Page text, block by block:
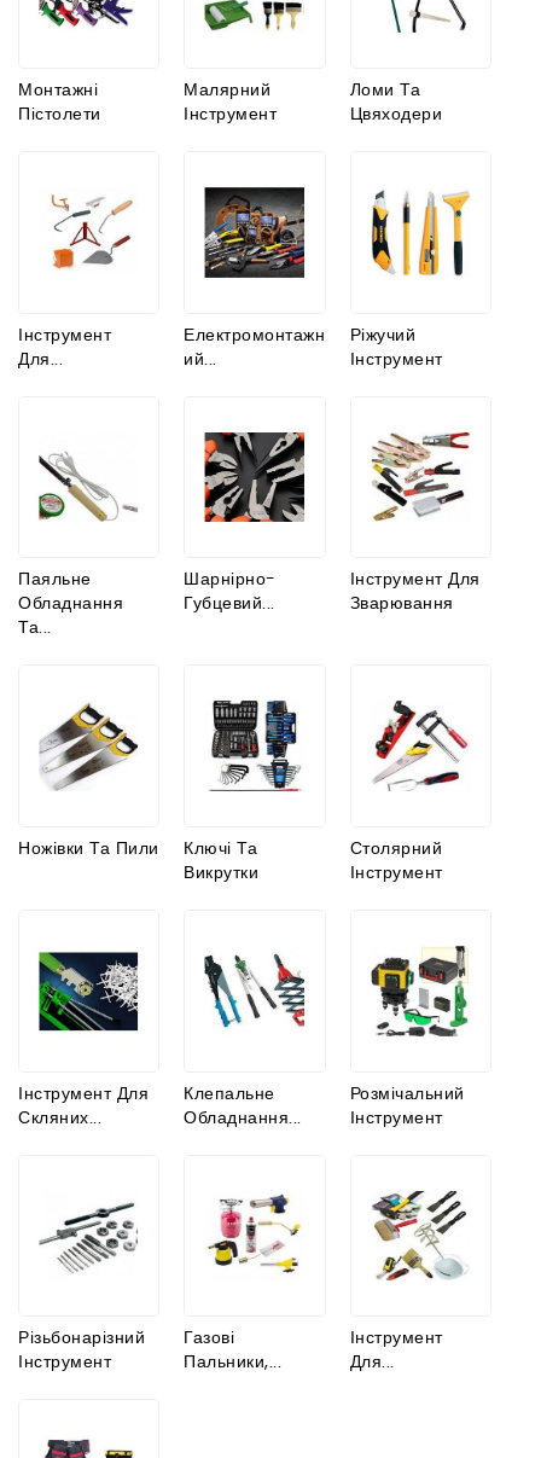
Монтажні
Пістолети
Малярний
Інструмент
Ломи Та
Цвяходери
Інструмент
Для...
Електромонтажн
Ий...
Ріжучий
Інструмент
Паяльне
Обладнання
Та...
Шарнірно-
Губцевий...
Інструмент Для
Зварювання
Ножівки Та Пили
Ключі Та
Викрутки
Столярний
Інструмент
Інструмент Для
Скляних...
Клепальне
Обладнання...
Розмічальний
Інструмент
Різьбонарізний
Інструмент
Газові
Пальники,...
Інструмент
Для...